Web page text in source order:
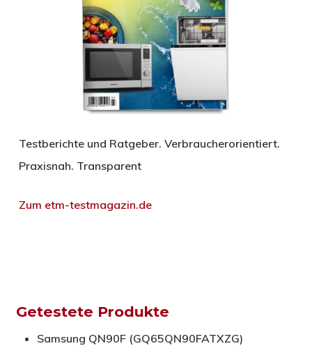
Testberichte und Ratgeber. Verbraucherorientiert.
Praxisnah. Transparent
Zum etm-testmagazin.de
Getestete Produkte
Samsung QN90F (GQ65QN90FATXZG)